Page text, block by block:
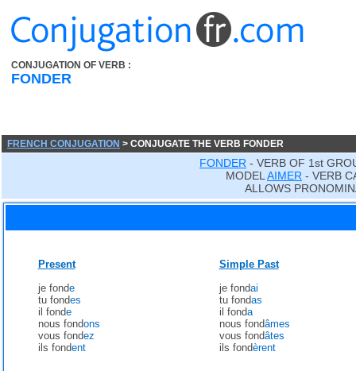
CONJUGATION OF VERB :
FONDER
FRENCH CONJUGATION > CONJUGATE THE VERB FONDER
FONDER - VERB OF 1st
MODEL AIMER - VERB
ALLOWS
Present
je fonde
tu fondes
il fonde
nous fondons
vous fondez
ils fondent
Simple Past
je fondai
tu fondas
il fonda
nous fondâmes
vous fondâtes
ils fondèrent